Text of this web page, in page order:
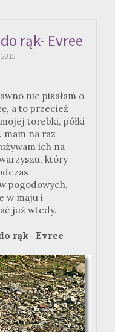
rąk- Evree
nie pisałam o
a to przecież
torebki, półki
mam na raz
ich na
który
pogodowych,
w maju i
już wtedy.
rąk- Evree